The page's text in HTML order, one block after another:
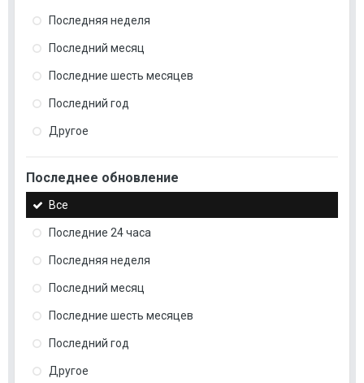
Последняя неделя
Последний месяц
Последние шесть месяцев
Последний год
Другое
Последнее обновление
Все
Последние 24 часа
Последняя неделя
Последний месяц
Последние шесть месяцев
Последний год
Другое